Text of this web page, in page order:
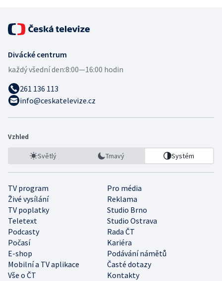
Divácké centrum
každý všední den:8:00—16:00 hodin
261 136 113
info@ceskatelevize.cz
Vzhled
Světlý Tmavý Systém
TV program
Pro média
Živé vysílání
Reklama
TV poplatky
Studio Brno
Teletext
Studio Ostrava
Podcasty
Rada ČT
Počasí
Kariéra
E-shop
Podávání námětů
Mobilní a TV aplikace
Časté dotazy
Vše o ČT
Kontakty